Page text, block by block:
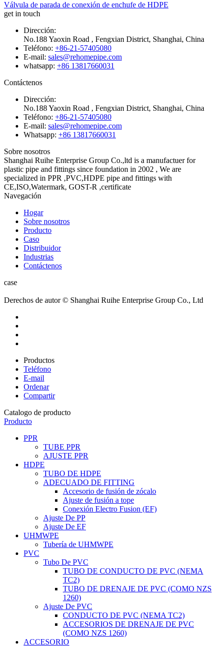
Válvula de parada de conexión de enchufe de HDPE
get in touch
Dirección:
No.188 Yaoxin Road , Fengxian District, Shanghai, China
Teléfono: +86-21-57405080
E-mail: sales@rehomepipe.com
whatsapp: +86 13817660031
Contáctenos
Dirección:
No.188 Yaoxin Road , Fengxian District, Shanghai, China
Teléfono: +86-21-57405080
E-mail: sales@rehomepipe.com
Whatsapp: +86 13817660031
Sobre nosotros
Shanghai Ruihe Enterprise Group Co.,ltd is a manufactuer for
plastic pipe and fittings since foundation in 2002 , We are
specialized in PPR ,PVC,HDPE pipe and fittings with
CE,ISO,Watermark, GOST-R ,certificate
Navegación
Hogar
Sobre nosotros
Producto
Caso
Distribuidor
Industrias
Contáctenos
case
Derechos de autor © Shanghai Ruihe Enterprise Group Co., Ltd
Productos
Teléfono
E-mail
Ordenar
Compartir
Catalogo de producto
Producto
PPR
TUBE PPR
AJUSTE PPR
HDPE
TUBO DE HDPE
ADECUADO DE FITTING
Accesorio de fusión de zócalo
Ajuste de fusión a tope
Conexión Electro Fusion (EF)
Ajuste De PP
Ajuste De EF
UHMWPE
Tubería de UHMWPE
PVC
Tubo De PVC
TUBO DE CONDUCTO DE PVC (NEMA
TC2)
TUBO DE DRENAJE DE PVC (COMO NZS
1260)
Ajuste De PVC
CONDUCTO DE PVC (NEMA TC2)
ACCESORIOS DE DRENAJE DE PVC
(COMO NZS 1260)
ACCESORIO